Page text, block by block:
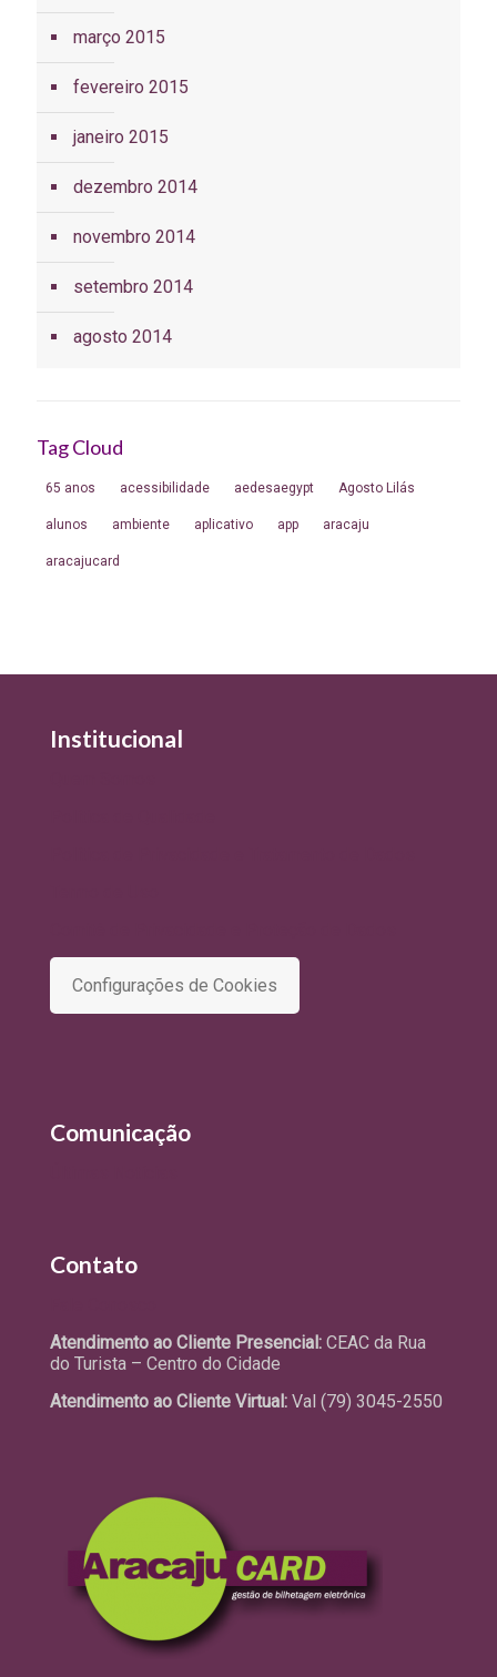
março 2015
fevereiro 2015
janeiro 2015
dezembro 2014
novembro 2014
setembro 2014
agosto 2014
Tag Cloud
65 anos acessibilidade aedesaegypt Agosto Lilás
alunos ambiente aplicativo app aracaju
aracajucard
Institucional
Configurações de Cookies
Comunicação
Contato
Atendimento ao Cliente Presencial: CEAC da Rua
do Turista – Centro do Cidade
Atendimento ao Cliente Virtual: Val (79) 3045-2550